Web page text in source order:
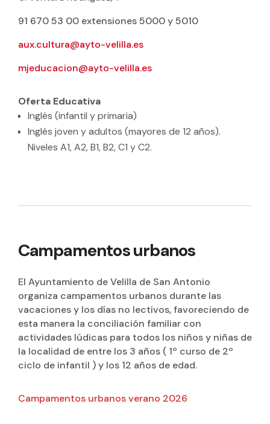
91 670 53 00 extensiones 5000 y 5010
aux.cultura@ayto-velilla.es
mjeducacion@ayto-velilla.es
Oferta Educativa
Inglés (infantil y primaria)
Inglés joven y adultos (mayores de 12 años).
Niveles A1, A2, B1, B2, C1 y C2.
Campamentos urbanos
El Ayuntamiento de Velilla de San Antonio
organiza campamentos urbanos durante las
vacaciones y los días no lectivos, favoreciendo de
esta manera la conciliación familiar con
actividades lúdicas para todos los niños y niñas de
la localidad de entre los 3 años ( 1º curso de 2º
ciclo de infantil ) y los 12 años de edad.
Campamentos urbanos verano 2026